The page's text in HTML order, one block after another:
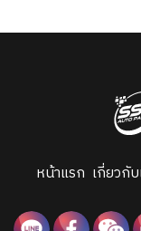
หน้าแรก เกี่ยวกับ